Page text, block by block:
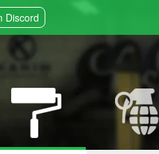
Discord